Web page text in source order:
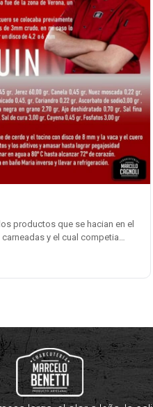
productos que se hacian en el
y el cual competia